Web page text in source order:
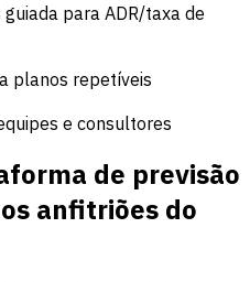
para ADR/taxa de
planos repetíveis
e consultores
de previsão
anfitriões do